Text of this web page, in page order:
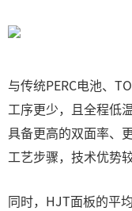
与传统PERC电池、
工序更少，且全程低
具备更高的双面率、
工艺步骤，技术优势
同时，HJT面板的平